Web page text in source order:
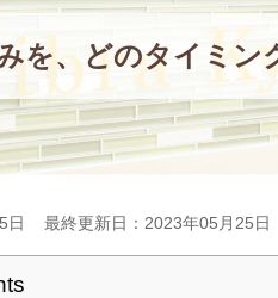
を、どのタイミン
日 最終更新日：2023年05月25日